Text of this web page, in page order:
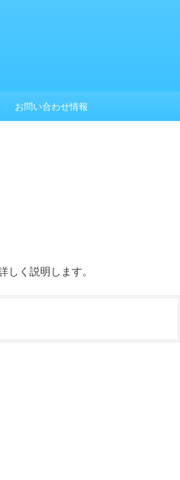
お問い合わせ情報
く説明します。